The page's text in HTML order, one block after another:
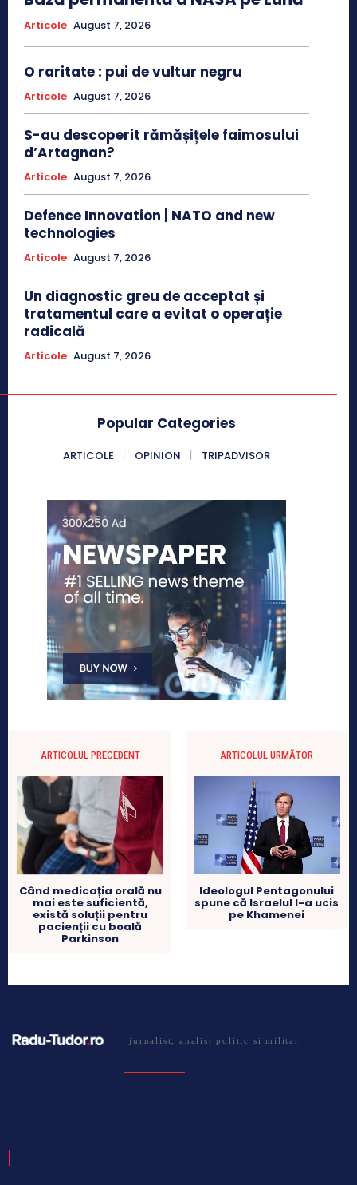
Articole August 7, 2026
O raritate : pui de vultur negru
Articole August 7, 2026
S-au descoperit rămășițele faimosului
d’Artagnan?
Articole August 7, 2026
Defence Innovation | NATO and new
technologies
Articole August 7, 2026
Un diagnostic greu de acceptat și
tratamentul care a evitat o operație
radicală
Articole August 7, 2026
Popular Categories
ARTICOLE OPINION TRIPADVISOR
ARTICOLUL PRECEDENT
Când medicația orală nu
mai este suficientă,
există soluții pentru
pacienții cu boală
Parkinson
ARTICOLUL URMĂTOR
Ideologul Pentagonului
spune că Israelul l-a ucis
pe Khamenei
jurnalist, analist politic si militar